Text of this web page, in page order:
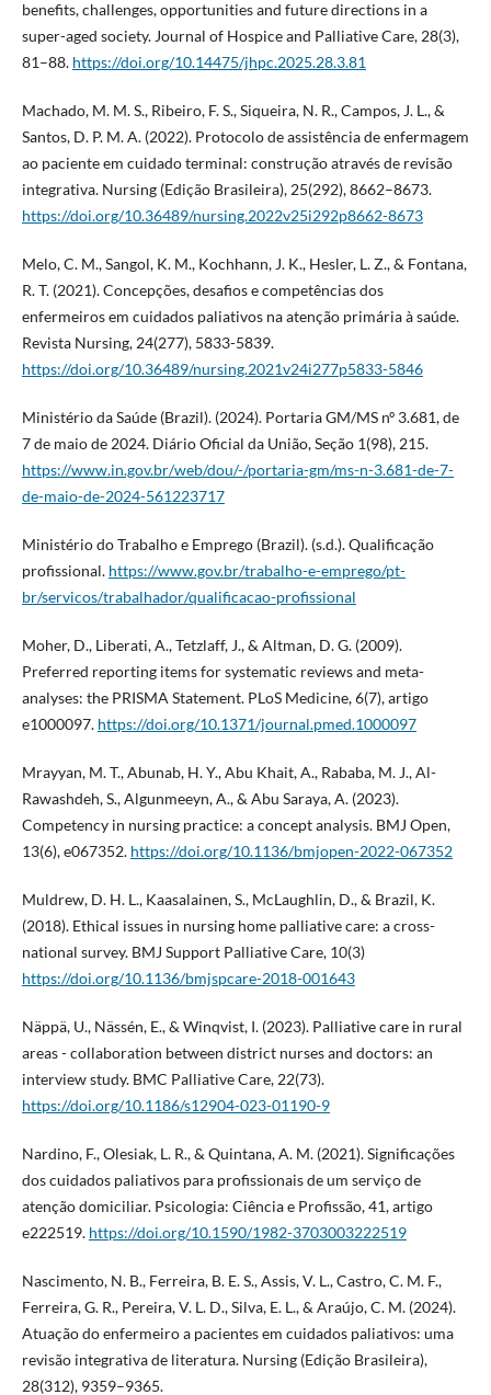
benefits, challenges, opportunities and future directions in a
super-aged society. Journal of Hospice and Palliative Care, 28(3),
81–88. https://doi.org/10.14475/jhpc.2025.28.3.81
Machado, M. M. S., Ribeiro, F. S., Siqueira, N. R., Campos, J. L., &
Santos, D. P. M. A. (2022). Protocolo de assistência de enfermagem
ao paciente em cuidado terminal: construção através de revisão
integrativa. Nursing (Edição Brasileira), 25(292), 8662–8673.
https://doi.org/10.36489/nursing.2022v25i292p8662-8673
Melo, C. M., Sangol, K. M., Kochhann, J. K., Hesler, L. Z., & Fontana,
R. T. (2021). Concepções, desafios e competências dos
enfermeiros em cuidados paliativos na atenção primária à saúde.
Revista Nursing, 24(277), 5833-5839.
https://doi.org/10.36489/nursing.2021v24i277p5833-5846
Ministério da Saúde (Brazil). (2024). Portaria GM/MS nº 3.681, de
7 de maio de 2024. Diário Oficial da União, Seção 1(98), 215.
https://www.in.gov.br/web/dou/-/portaria-gm/ms-n-3.681-de-7-
de-maio-de-2024-561223717
Ministério do Trabalho e Emprego (Brazil). (s.d.). Qualificação
profissional. https://www.gov.br/trabalho-e-emprego/pt-
br/servicos/trabalhador/qualificacao-profissional
Moher, D., Liberati, A., Tetzlaff, J., & Altman, D. G. (2009).
Preferred reporting items for systematic reviews and meta-
analyses: the PRISMA Statement. PLoS Medicine, 6(7), artigo
e1000097. https://doi.org/10.1371/journal.pmed.1000097
Mrayyan, M. T., Abunab, H. Y., Abu Khait, A., Rababa, M. J., Al-
Rawashdeh, S., Algunmeeyn, A., & Abu Saraya, A. (2023).
Competency in nursing practice: a concept analysis. BMJ Open,
13(6), e067352. https://doi.org/10.1136/bmjopen-2022-067352
Muldrew, D. H. L., Kaasalainen, S., McLaughlin, D., & Brazil, K.
(2018). Ethical issues in nursing home palliative care: a cross-
national survey. BMJ Support Palliative Care, 10(3)
https://doi.org/10.1136/bmjspcare-2018-001643
Näppä, U., Nässén, E., & Winqvist, I. (2023). Palliative care in rural
areas - collaboration between district nurses and doctors: an
interview study. BMC Palliative Care, 22(73).
https://doi.org/10.1186/s12904-023-01190-9
Nardino, F., Olesiak, L. R., & Quintana, A. M. (2021). Significações
dos cuidados paliativos para profissionais de um serviço de
atenção domiciliar. Psicologia: Ciência e Profissão, 41, artigo
e222519. https://doi.org/10.1590/1982-3703003222519
Nascimento, N. B., Ferreira, B. E. S., Assis, V. L., Castro, C. M. F.,
Ferreira, G. R., Pereira, V. L. D., Silva, E. L., & Araújo, C. M. (2024).
Atuação do enfermeiro a pacientes em cuidados paliativos: uma
revisão integrativa de literatura. Nursing (Edição Brasileira),
28(312), 9359–9365.